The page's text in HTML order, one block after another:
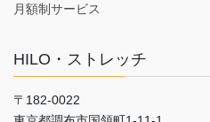
月額制サービス
HILO・ストレッチ
〒182-0022